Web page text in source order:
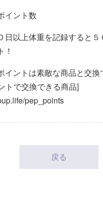
イント数
日以上体重を記録すると５
！
イントは素敵な商品と交換
トで交換できる商品]
pep_points
戻る